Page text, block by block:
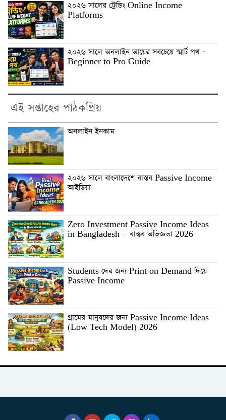
২০২৬ সালের ট্রেন্ডিং Online Income
Platforms
২০২৬ সালে অনলাইন আয়ের সবচেয়ে স্মার্ট পথ –
Beginner to Pro Guide
এই সপ্তাহের পাঠকপ্রিয়
অনলাইন ইনকাম
২০২৬ সালে বাংলাদেশে বাস্তব Passive Income
আইডিয়া
Zero Investment Passive Income Ideas
in Bangladesh — বাস্তব অভিজ্ঞতা 2026
Students দের জন্য Print on Demand দিয়ে
Passive Income
গ্রামের মানুষদের জন্য Passive Income Ideas
(Low Tech Model) 2026